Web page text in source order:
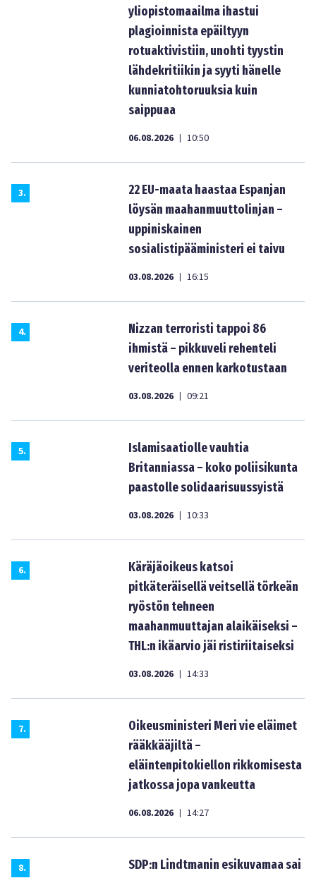
yliopistomaailma ihastui
plagioinnista epäiltyyn
rotuaktivistiin, unohti tyystin
lähdekritiikin ja syyti hänelle
kunniatohtoruuksia kuin
saippuaa
06.08.2026 | 10:50
3.
22 EU-maata haastaa Espanjan
löysän maahanmuuttolinjan –
uppiniskainen
sosialistipääministeri ei taivu
03.08.2026 | 16:15
4.
Nizzan terroristi tappoi 86
ihmistä – pikkuveli rehenteli
veriteolla ennen karkotustaan
03.08.2026 | 09:21
5.
Islamisaatiolle vauhtia
Britanniassa – koko poliisikunta
paastolle solidaarisuussyistä
03.08.2026 | 10:33
6.
Käräjäoikeus katsoi
pitkäteräisellä veitsellä törkeän
ryöstön tehneen
maahanmuuttajan alaikäiseksi –
THL:n ikäarvio jäi ristiriitaiseksi
03.08.2026 | 14:33
7.
Oikeusministeri Meri vie eläimet
rääkkääjiltä –
eläintenpitokiellon rikkomisesta
jatkossa jopa vankeutta
06.08.2026 | 14:27
8.
SDP:n Lindtmanin esikuvamaa sai